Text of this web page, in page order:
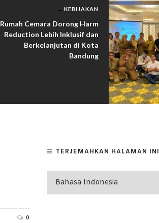
DESEMBER 18, 2025
KEBIJAKAN
Rumah Cemara Dorong Harm
Reduction Lebih Inklusif dan
Berkelanjutan di Kota
Bandung
0
TERJEMAHKAN HALAMAN INI